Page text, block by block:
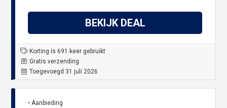
BEKIJK DEAL
Korting is 691 keer gebruikt
Gratis verzending
Toegevoegd 31 juli 2026
• Aanbieding